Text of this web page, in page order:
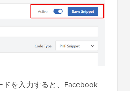
ドを入力すると、Facebook